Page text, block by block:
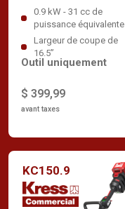
0.9 kW - 31 cc de
puissance équivalente
Largeur de coupe de
16.5”
$ 399,99
avant taxes
Outil uniquement
KC150.9